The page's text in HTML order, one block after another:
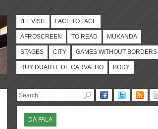
I'LL VISIT FACE TO FACE
AFROSCREEN TO READ MUKANDA
STAGES CITY GAMES WITHOUT BORDERS
RUY DUARTE DE CARVALHO BODY
DÁ FALA